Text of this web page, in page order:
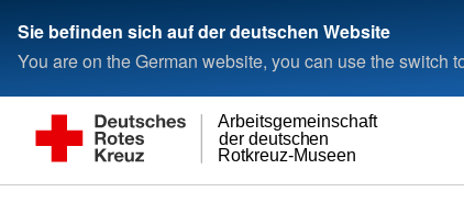
Sie befinden sich auf der deutschen Website
You are on the German website, you can use the switch
Rotkreuz-Museen
der deutschen
Arbeitsgemeinschaft